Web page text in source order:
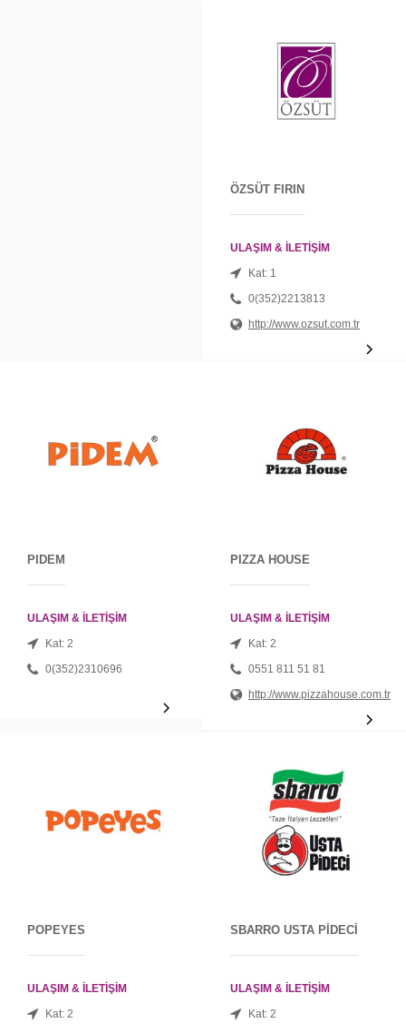
ÖZSÜT FIRIN
ULAŞIM & İLETİŞİM
Kat: 1
0(352)2213813
http://www.ozsut.com.tr
PIDEM
ULAŞIM & İLETİŞİM
Kat: 2
0(352)2310696
PIZZA HOUSE
ULAŞIM & İLETİŞİM
Kat: 2
0551 811 51 81
http://www.pizzahouse.com.tr
POPEYES
ULAŞIM & İLETİŞİM
Kat: 2
SBARRO USTA PİDECİ
ULAŞIM & İLETİŞİM
Kat: 2